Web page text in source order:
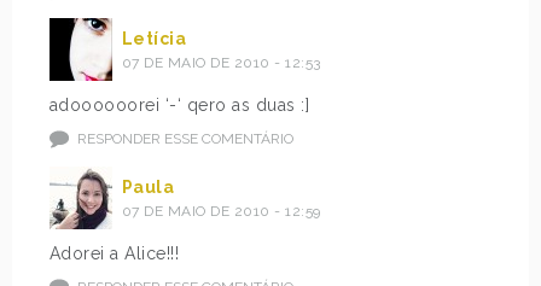
Letícia
07 DE MAIO DE 2010 - 12:53
adoooooorei ‘-‘ qero as duas :]
RESPONDER ESSE COMENTÁRIO
Paula
07 DE MAIO DE 2010 - 12:59
Adorei a Alice!!!